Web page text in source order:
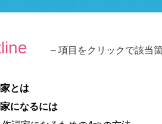
– 項目をクリックで該当
とは
になるには